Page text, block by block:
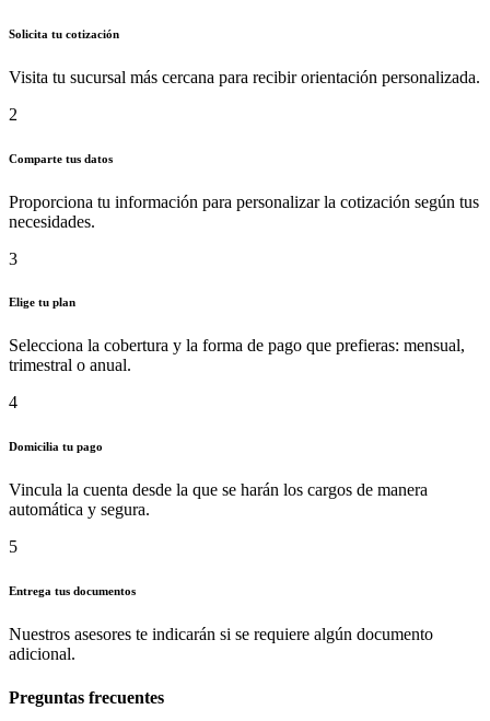
Solicita tu cotización
Visita tu sucursal más cercana para recibir orientación personalizada.
2
Comparte tus datos
Proporciona tu información para personalizar la cotización según tus
necesidades.
3
Elige tu plan
Selecciona la cobertura y la forma de pago que prefieras: mensual,
trimestral o anual.
4
Domicilia tu pago
Vincula la cuenta desde la que se harán los cargos de manera
automática y segura.
5
Entrega tus documentos
Nuestros asesores te indicarán si se requiere algún documento
adicional.
Preguntas frecuentes